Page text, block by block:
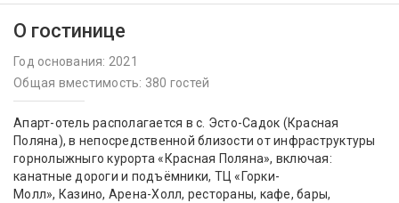
О гостинице
Год основания: 2021
Общая вместимость: 380 гостей
Апарт-отель располагается в с. Эсто-Садок (Красная
Поляна), в непосредственной близости от инфраструктуры
горнолыжныго курорта «Красная Поляна», включая:
канатные дороги и подъёмники, ТЦ «Горки-
Молл», Казино, Арена-Холл, рестораны, кафе, бары,